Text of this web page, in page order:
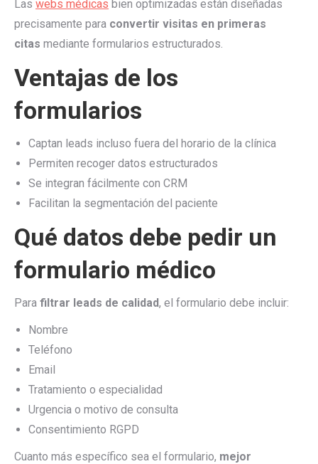
Las webs médicas bien optimizadas están diseñadas
precisamente para convertir visitas en primeras
citas mediante formularios estructurados.
Ventajas de los
formularios
Captan leads incluso fuera del horario de la clínica
Permiten recoger datos estructurados
Se integran fácilmente con CRM
Facilitan la segmentación del paciente
Qué datos debe pedir un
formulario médico
Para filtrar leads de calidad, el formulario debe incluir:
Nombre
Teléfono
Email
Tratamiento o especialidad
Urgencia o motivo de consulta
Consentimiento RGPD
Cuanto más específico sea el formulario, mejor